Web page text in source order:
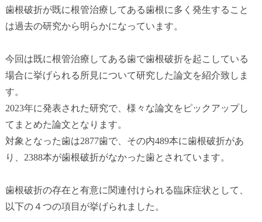
歯根破折が既に根管治療してある歯根に多く発生すること
は過去の研究から明らかになっています。
今回は既に根管治療してある歯で歯根破折を起こしている
場合に挙げられる所見について研究した論文を紹介致しま
す。
2023年に発表された研究で、様々な論文をピックアップし
てまとめた論文となります。
対象となった歯は2877歯で、その内489本に歯根破折があ
り、2388本が歯根破折がなかった歯とされています。
歯根破折の存在と有意に関連付けられる臨床症状として、
以下の４つの項目が挙げられました。